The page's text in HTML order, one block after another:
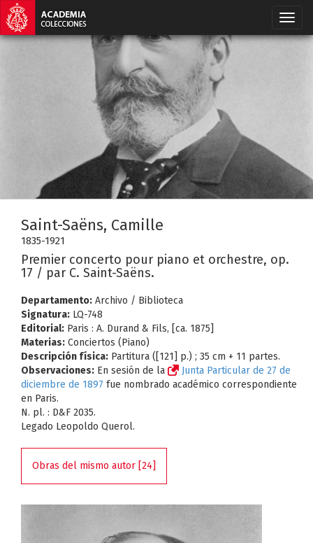
Saint-Saëns, Camille
1835-1921
Premier concerto pour piano et orchestre, op.
17 / par C. Saint-Saëns.
Departamento: Archivo / Biblioteca
Signatura: LQ-748
Editorial: Paris : A. Durand & Fils, [ca. 1875]
Materias: Conciertos (Piano)
Descripción física: Partitura ([121] p.) ; 35 cm + 11 partes.
Observaciones: En sesión de la
Junta Particular de 27 de
diciembre de 1897 fue nombrado académico correspondiente
en Paris.
N. pl. : D&F 2035.
Legado Leopoldo Querol.
Obras del mismo autor [24]